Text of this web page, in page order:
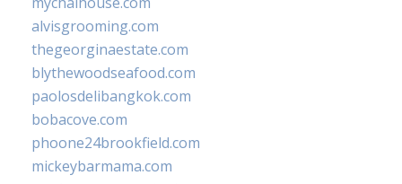
alvisgrooming.com
thegeorginaestate.com
blythewoodseafood.com
paolosdelibangkok.com
bobacove.com
phoone24brookfield.com
mickeybarmama.com